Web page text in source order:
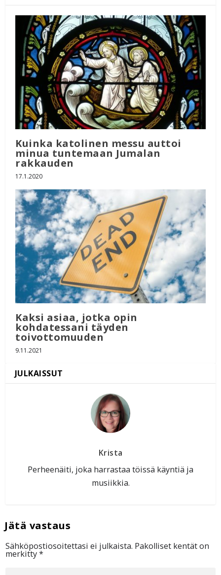
Kuinka katolinen messu auttoi
minua tuntemaan Jumalan
rakkauden
17.1.2020
Kaksi asiaa, jotka opin
kohdatessani täyden
toivottomuuden
9.11.2021
Krista
Perheenäiti, joka harrastaa töissä käyntiä ja
musiikkia.
Sähköpostiosoitettasi ei julkaista. Pakolliset kentät on
merkitty*